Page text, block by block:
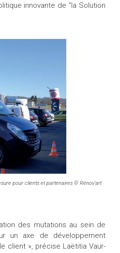
innovante de "la Solution
pour clients et partenaires © Rénov'art
des mutations au sein de
un axe de développement
client », précise Laëtitia Vaur-